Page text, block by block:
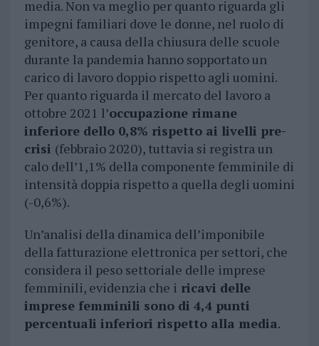
media. Non va meglio per quanto riguarda gli
impegni familiari dove le donne, nel ruolo di
genitore, a causa della chiusura delle scuole
durante la pandemia hanno sopportato un
carico di lavoro doppio rispetto agli uomini.
Per quanto riguarda il mercato del lavoro a
ottobre 2021 l’occupazione rimane
inferiore dello 0,8% rispetto ai livelli pre-
crisi (febbraio 2020), tuttavia si registra un
calo dell’1,1% della componente femminile di
intensità doppia rispetto a quella degli uomini
(-0,6%).
Un’analisi della dinamica dell’imponibile
della fatturazione elettronica per settori, che
considera il peso settoriale delle imprese
femminili, evidenzia che i ricavi delle
imprese femminili sono di 4,4 punti
percentuali inferiori rispetto alla media.